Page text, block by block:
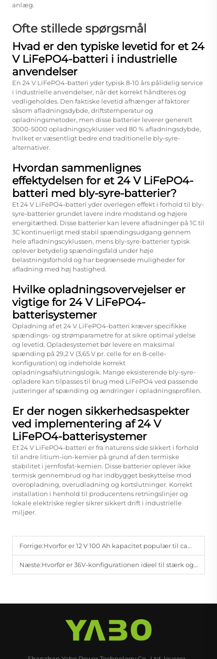
anlæg.
Ofte stillede spørgsmål
Hvad er den typiske levetid for et 24
V LiFePO4-batteri i industrielle
anvendelser
En 24 V LiFePO4-batteri yder typisk 8-10 års pålidelig service
i industrielle anvendelser, når det korrekt håndteres og
vedligeholdes. Den faktiske levetid afhænger af faktorer
såsom afladningsdybde, driftstemperatur og
opladningsmetoder, men disse batterier leverer generelt
3000-5000 opladningscyklusser ved 80 % afladningsdybde,
hvilket er væsentligt bedre end traditionelle bly-syre-
alternativer.
Hvordan sammenlignes
effektydelsen for et 24 V LiFePO4-
batteri med bly-syre-batterier?
Et 24 V LiFePO4-batteri yder overlegen effekt i forhold til bly-
syre-batterier grundet lavere indre modstand og højere
energitæthed. Disse batterier kan levere afladninger på 1C til
3C kontinuerligt med stabil spændingsudgang gennem
hele afladningscyklussen, mens bly-syre-batterier typisk
oplever betydelig spændingsfald under høje
belastningsforhold og har begrænsede muligheder for
afladning med høj hastighed.
Hvilke opladningsovervejelser er
vigtige for 24 V LiFePO4-
batterisystemer
Opladning af et 24 V LiFePO4-batteri kræver specifikke
spændings- og strømparametre for at sikre optimal ydelse
og levetid. Opladesystemet bør levere en maksimal
spænding på 29,2 V (3,65 V pr. celle for en 8-celle-
konfiguration) og indeholde korrekt
opladningsafslutningslogik. Mange eksisterende bly-syre-
opladere kan tilpasses til brug med LiFePO4 ved passende
justeringer af spænding og ændringer i opladningsprofilen.
Er der nogen sikkerhedsaspekter
ved implementering af 24 V
LiFePO4-batterisystemer
Et 24 V LiFePO4-batteri er fra naturens side sikkert i forhold
til andre litium-ion-kemier på grund af den termiske
stabilitet i jernfosfat-kemien. Disse batterier oplever ikke
termisk gennembrud og har indbygget beskyttelse mod
overopladning, overudladning og kortslutninger. Korrekt
installation i henhold til producentens retningslinjer og
lokale elektriske regler sikrer sikkert drift i industrielle
miljøer.
Forrige:Hvorfor er 12 V 100 Ah kapacitet populær til campingvogne, solcelleanlæg og reservestrømsystemer?
Næste:Hvorfor er 36V-konfigurationen ideel til stærk og stabil strømoutput?